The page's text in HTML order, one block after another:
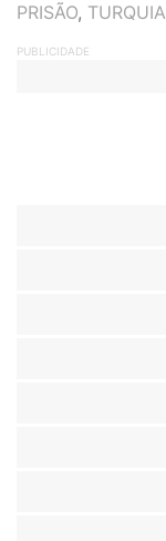
PRISÃO, TURQUIA
PUBLICIDADE